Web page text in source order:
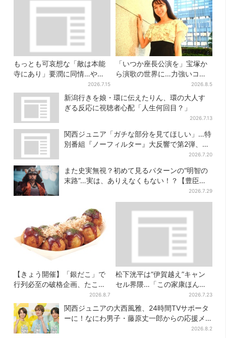
もっとも可哀想な「敵は本能
寺にあり」要潤に同情…やっ
てない“毒殺”、元上司の裏切
り【豊臣兄弟】
2026.7.15
「いつか座長公演を」宝塚か
ら演歌の世界に…力強いコブ
シで聴かせる有沙瞳の目指す
道とは
2026.8.5
新潟行きを娘・環に伝えたりん、環の大人す
ぎる反応に視聴者心配「人生何回目？」
2026.7.13
関西ジュニア「ガチな部分を見てほしい」…特
別番組『ノーフィルター』大反響で第2弾、7
2026.7.20
また史実無視？初めて見るパターンの“明智の
末路”…実は、ありえなくもない！？【豊臣兄
2026.7.29
【きょう開催】「銀だこ」で
行列必至の破格企画、たこ焼
き1舟が88円に「今年こそ…」
2026.8.7
松下洸平は“伊賀越え”キャン
セル界隈…「この家康ほんと
憎たらしいな」【豊臣兄弟】
2026.7.23
関西ジュニアの大西風雅、24時間TVサポータ
ーに！なにわ男子・藤原丈一郎からの応援メ
2026.8.2